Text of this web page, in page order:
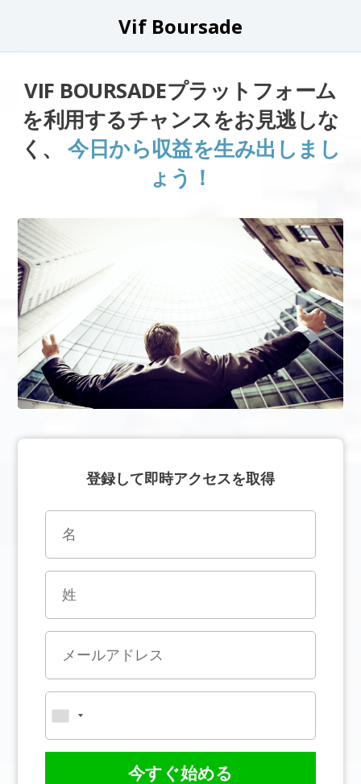
Vif Boursade
VIF BOURSADEプラットフォーム
を利用するチャンスをお見逃しな
く、今日から収益を生み出しまし
ょう！
登録して即時アクセスを取得
今すぐ始める